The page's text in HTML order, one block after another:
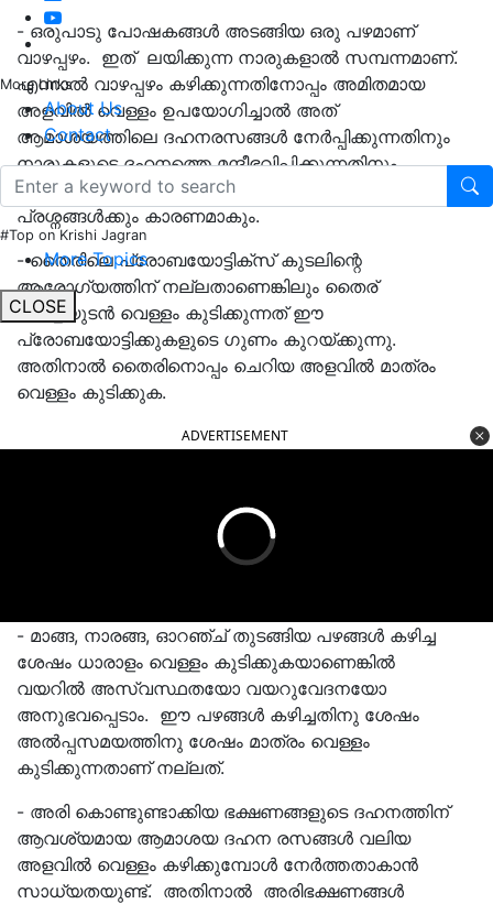
More Links
About Us
Contact
#Top on Krishi Jagran
More Topics
CLOSE
- ഒരുപാടു പോഷകങ്ങൾ അടങ്ങിയ ഒരു പഴമാണ്
വാഴപ്പഴം. ഇത് ലയിക്കുന്ന നാരുകളാൽ സമ്പന്നമാണ്.
എന്നാല്‍ വാഴപ്പഴം കഴിക്കുന്നതിനോപ്പം അമിതമായ
അളവിൽ വെള്ളം ഉപയോഗിച്ചാല്‍ അത്
ആമാശയത്തിലെ ദഹനരസങ്ങൾ നേർപ്പിക്കുന്നതിനും
നാരുകളുടെ ദഹനത്തെ മന്ദീഭവിപ്പിക്കുന്നതിനും
വയറുവേദന അല്ലെങ്കിൽ വയര്‍ സ്തംപനം പോലുള്ള
പ്രശ്നങ്ങൾക്കും കാരണമാകും.
- തൈരിലെ പ്രോബയോട്ടിക്സ് കുടലിന്റെ
ആരോഗ്യത്തിന് നല്ലതാണെങ്കിലും തൈര്
കഴിച്ചയുടൻ വെള്ളം കുടിക്കുന്നത് ഈ
പ്രോബയോട്ടിക്കുകളുടെ ഗുണം കുറയ്ക്കുന്നു.
അതിനാൽ തൈരിനൊപ്പം ചെറിയ അളവില്‍ മാത്രം
വെള്ളം കുടിക്കുക.
ADVERTISEMENT
- മാങ്ങ, നാരങ്ങ, ഓറഞ്ച് തുടങ്ങിയ പഴങ്ങൾ കഴിച്ച
ശേഷം ധാരാളം വെള്ളം കുടിക്കുകയാണെങ്കിൽ
വയറിൽ അസ്വസ്ഥതയോ വയറുവേദനയോ
അനുഭവപ്പെടാം. ഈ പഴങ്ങൾ കഴിച്ചതിനു ശേഷം
അല്‍പ്പസമയത്തിനു ശേഷം മാത്രം വെള്ളം
കുടിക്കുന്നതാണ് നല്ലത്.
- അരി കൊണ്ടുണ്ടാക്കിയ ഭക്ഷണങ്ങളുടെ ദഹനത്തിന്
ആവശ്യമായ ആമാശയ ദഹന രസങ്ങള്‍ വലിയ
അളവിൽ വെള്ളം കഴിക്കുമ്പോൾ നേർത്തതാകാൻ
സാധ്യതയുണ്ട്. അതിനാൽ അരിഭക്ഷണങ്ങൾ